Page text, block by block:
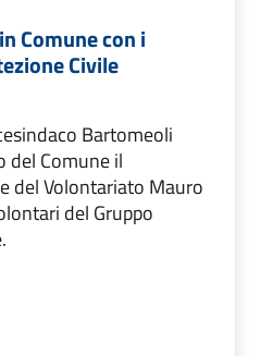
Comune con i
Civile
Bartomeoli
del Comune il
del Volontariato Mauro
del Gruppo